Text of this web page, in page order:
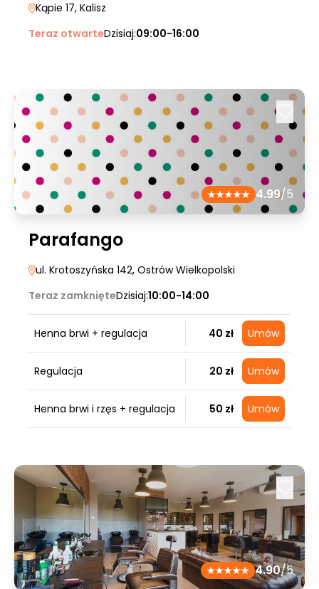
Kąpie 17, Kalisz
Teraz otwarteDzisiaj:09:00-16:00
4.99/5
Parafango
ul. Krotoszyńska 142, Ostrów Wielkopolski
Teraz zamknięteDzisiaj:10:00-14:00
Henna brwi + regulacja 40 zł Umów
Regulacja 20 zł Umów
Henna brwi i rzęs + regulacja 50 zł Umów
4.90/5